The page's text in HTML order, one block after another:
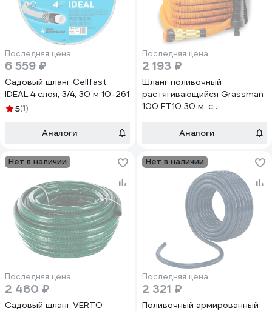
Последняя цена
6 559 ₽
Садовый шланг Cellfast
IDEAL 4 слоя, 3/4, 30 м 10-261
5(1)
Аналоги
Последняя цена
2 193 ₽
Шланг поливочный
растягивающийся Grassman
100 FT10 30 м. с
соединителем (1/8) 019624
Аналоги
Нет в наличии
Последняя цена
2 460 ₽
Садовый шланг VERTO
Нет в наличии
Последняя цена
2 321 ₽
Поливочный армированный